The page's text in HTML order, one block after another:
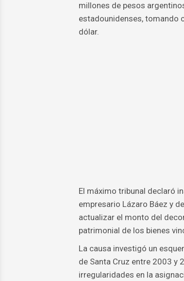
millones de pesos
estadounidenses, tomando
dólar.
El máximo tribunal declaró
empresario Lázaro Báez y
actualizar el monto del
patrimonial de los bienes
La causa investigó un
de Santa Cruz entre 2003 y
irregularidades en la